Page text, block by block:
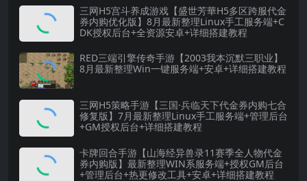
三网H5宫斗养成游戏【盛世芳華H5多区跨服代金
券内购优化版】8月最新整理Linux手工服务端+C
DK授权后台+全资源安卓+详细搭建教程
RED三端引擎传奇手游【2003我本沉默三职业】
8月最新整理Win一键服务端+安卓+详细搭建教程
三网H5策略手游【三国·兵临天下代金券内购七合
修复版】7月最新整理Linux手工服务端+管理后台
+GM授权后台+详细搭建教程
卡牌回合手游【山海经异兽录11赛季全人物代金
券内购版】最新整理WIN系服务端+授权GM后台
+管理后台+热更修改工具+安卓+详细搭建教程